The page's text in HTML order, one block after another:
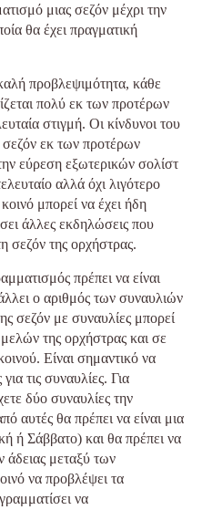
μιας σεζόν μέχρι την
θα έχει πραγματική
προβλεψιμότητα, κάθε
πολύ εκ των προτέρων
στιγμή. Οι κίνδυνοι του
εκ των προτέρων
εύρεση εξωτερικών σολίστ
αλλά όχι λιγότερο
μπορεί να έχει ήδη
άλλες εκδηλώσεις που
σεζόν της ορχήστρας.
πρέπει να είναι
ο αριθμός των συναυλιών
σεζόν με συναυλίες μπορεί
της ορχήστρας και σε
Είναι σημαντικό να
τις συναυλίες. Για
δύο συναυλίες την
αυτές θα πρέπει να είναι μια
ή Σάββατο) και θα πρέπει να
άδειας μεταξύ των
να προβλέψει τα
να